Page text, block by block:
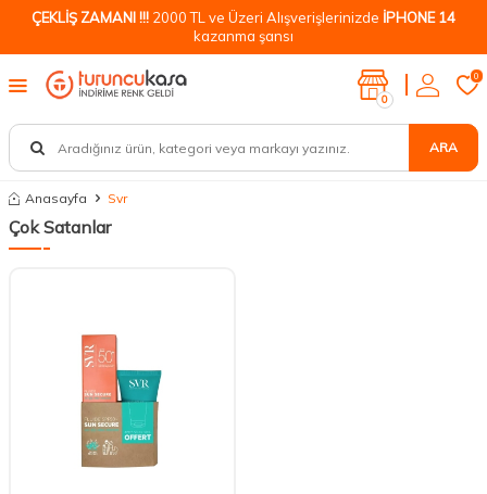
ÇEKLİŞ ZAMANI !!! 2000 TL ve Üzeri Alışverişlerinizde İPHONE 14
kazanma şansı
ARA
0
0
Anasayfa Svr
Çok Satanlar